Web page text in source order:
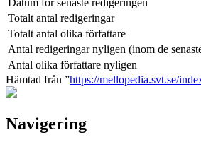
Datum för senaste redigeringen
Totalt antal redigeringar
Totalt antal olika författare
Antal redigeringar nyligen (inom de
Antal olika författare nyligen
Hämtad från ”https://mellopedia.svt.se/
Navigering